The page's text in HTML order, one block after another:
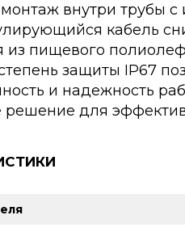
внутри трубы с
кабель
из пищевого
защиты IP67
и надежность
для